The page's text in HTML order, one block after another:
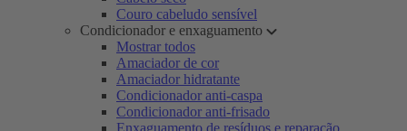
Couro cabeludo sensível
Condicionador e enxaguamento
Mostrar todos
Amaciador de cor
Amaciador hidratante
Condicionador anti-caspa
Condicionador anti-frisado
Enxaguamento de resíduos e reparação